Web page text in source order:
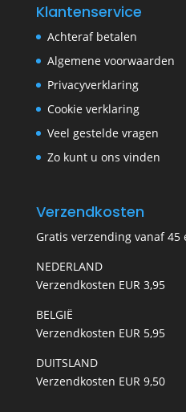
Klantenservice
Achteraf betalen
Algemene voorwaarden
Privacyverklaring
Cookie verklaring
Veel gestelde vragen
Zo kunt u ons vinden
Verzendkosten
Gratis verzending vanaf 45
NEDERLAND
Verzendkosten EUR 3,95
BELGIË
Verzendkosten EUR 5,95
DUITSLAND
Verzendkosten EUR 9,50